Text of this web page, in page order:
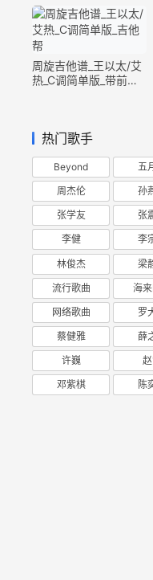
周旋吉他谱_王以太/艾
热_C调简单版_带前奏
热门歌手
Beyond 五
周杰伦 孙
张学友 张
李健 李
林俊杰 梁
流行歌曲 海
网络歌曲 罗
蔡健雅 薛
许巍
邓紫棋 陈